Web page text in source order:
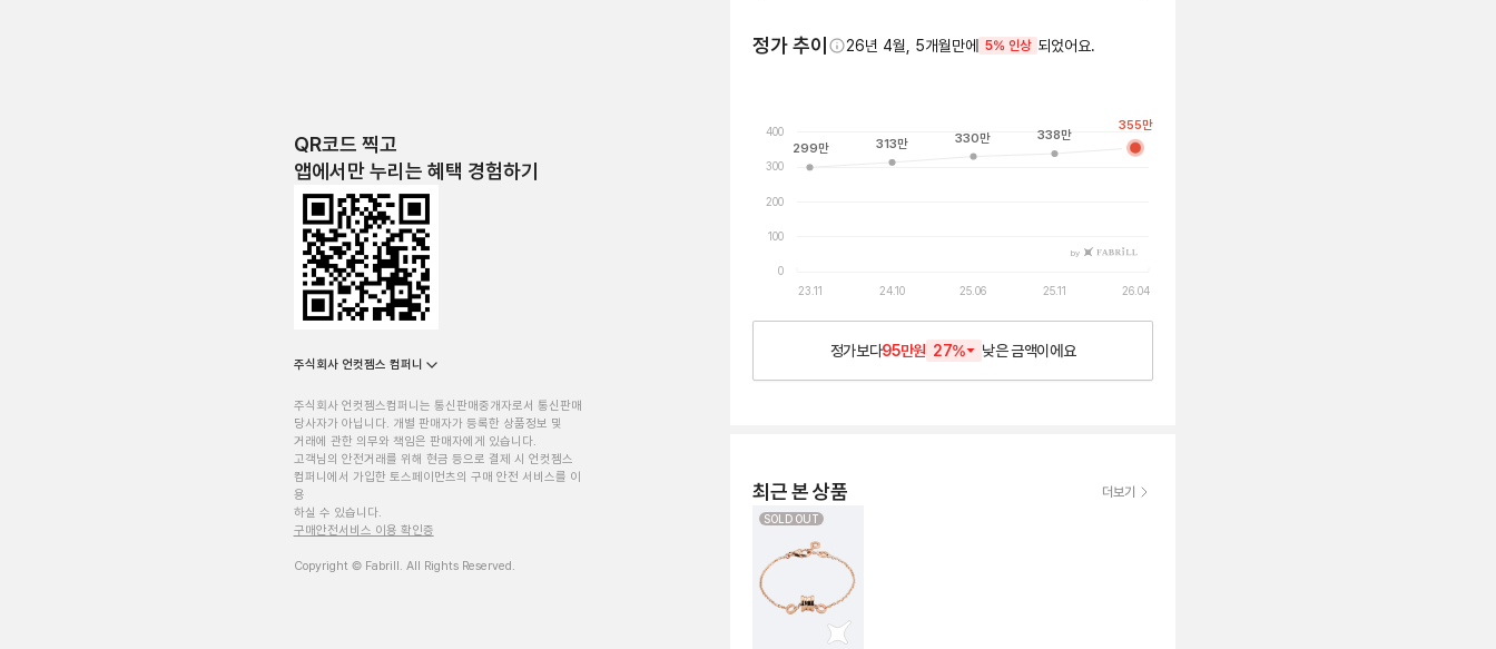
QR코드 찍고
앱에서만 누리는 혜택 경험하기
주식회사 언컷젬스 컴퍼니
주식회사 언컷젬스컴퍼니는 통신판매중개자로서 통신판매
당사자가 아닙니다. 개별 판매자가 등록한 상품정보 및
거래에 관한 의무와 책임은 판매자에게 있습니다.
고객님의 안전거래를 위해 현금 등으로 결제 시 언컷젬스
컴퍼니에서 가입한 토스페이먼츠의 구매 안전 서비스를 이
용
하실 수 있습니다.
구매안전서비스 이용 확인증
Copyright © Fabrill. All Rights Reserved.
정가 추이 26년 4월, 5개월만에 5% 인상 되었어요.
0
100
200
300
400
23.11 24.10 25.06 25.11 26.04
by
299만 313만 330만 338만
355만
정가보다95만원 27% 낮은금액이에요
최근 본 상품 더보기
SOLD OUT